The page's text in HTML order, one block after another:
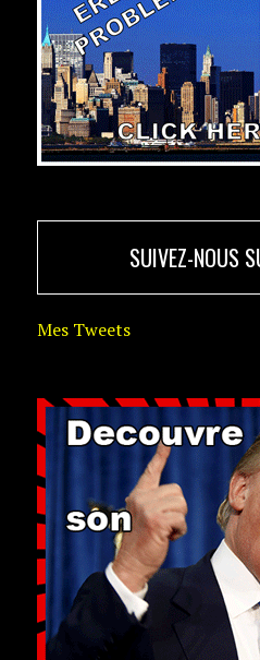
SUIVEZ-NOUS
Mes Tweets